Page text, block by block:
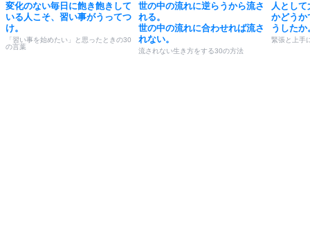
変化のない毎日に飽き飽きして
いる人こそ、習い事がうってつ
け。
「習い事を始めたい」と思ったときの30
の言葉
世の中の流れに逆らうから流さ
れる。
世の中の流れに合わせれば流さ
れない。
流されない生き方をする30の方法
人とし
かどうか
うしたか
緊張と上手